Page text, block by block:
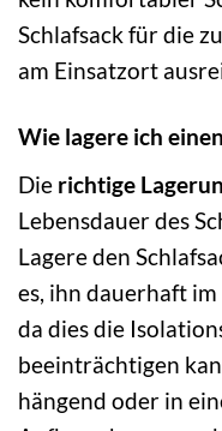
Schlafsack für die
am Einsatzort
Wie lagere ich
Die richtige
Lebensdauer des
Lagere den
es, ihn dauerhaft
da dies die
beeinträchtigen
hängend oder in